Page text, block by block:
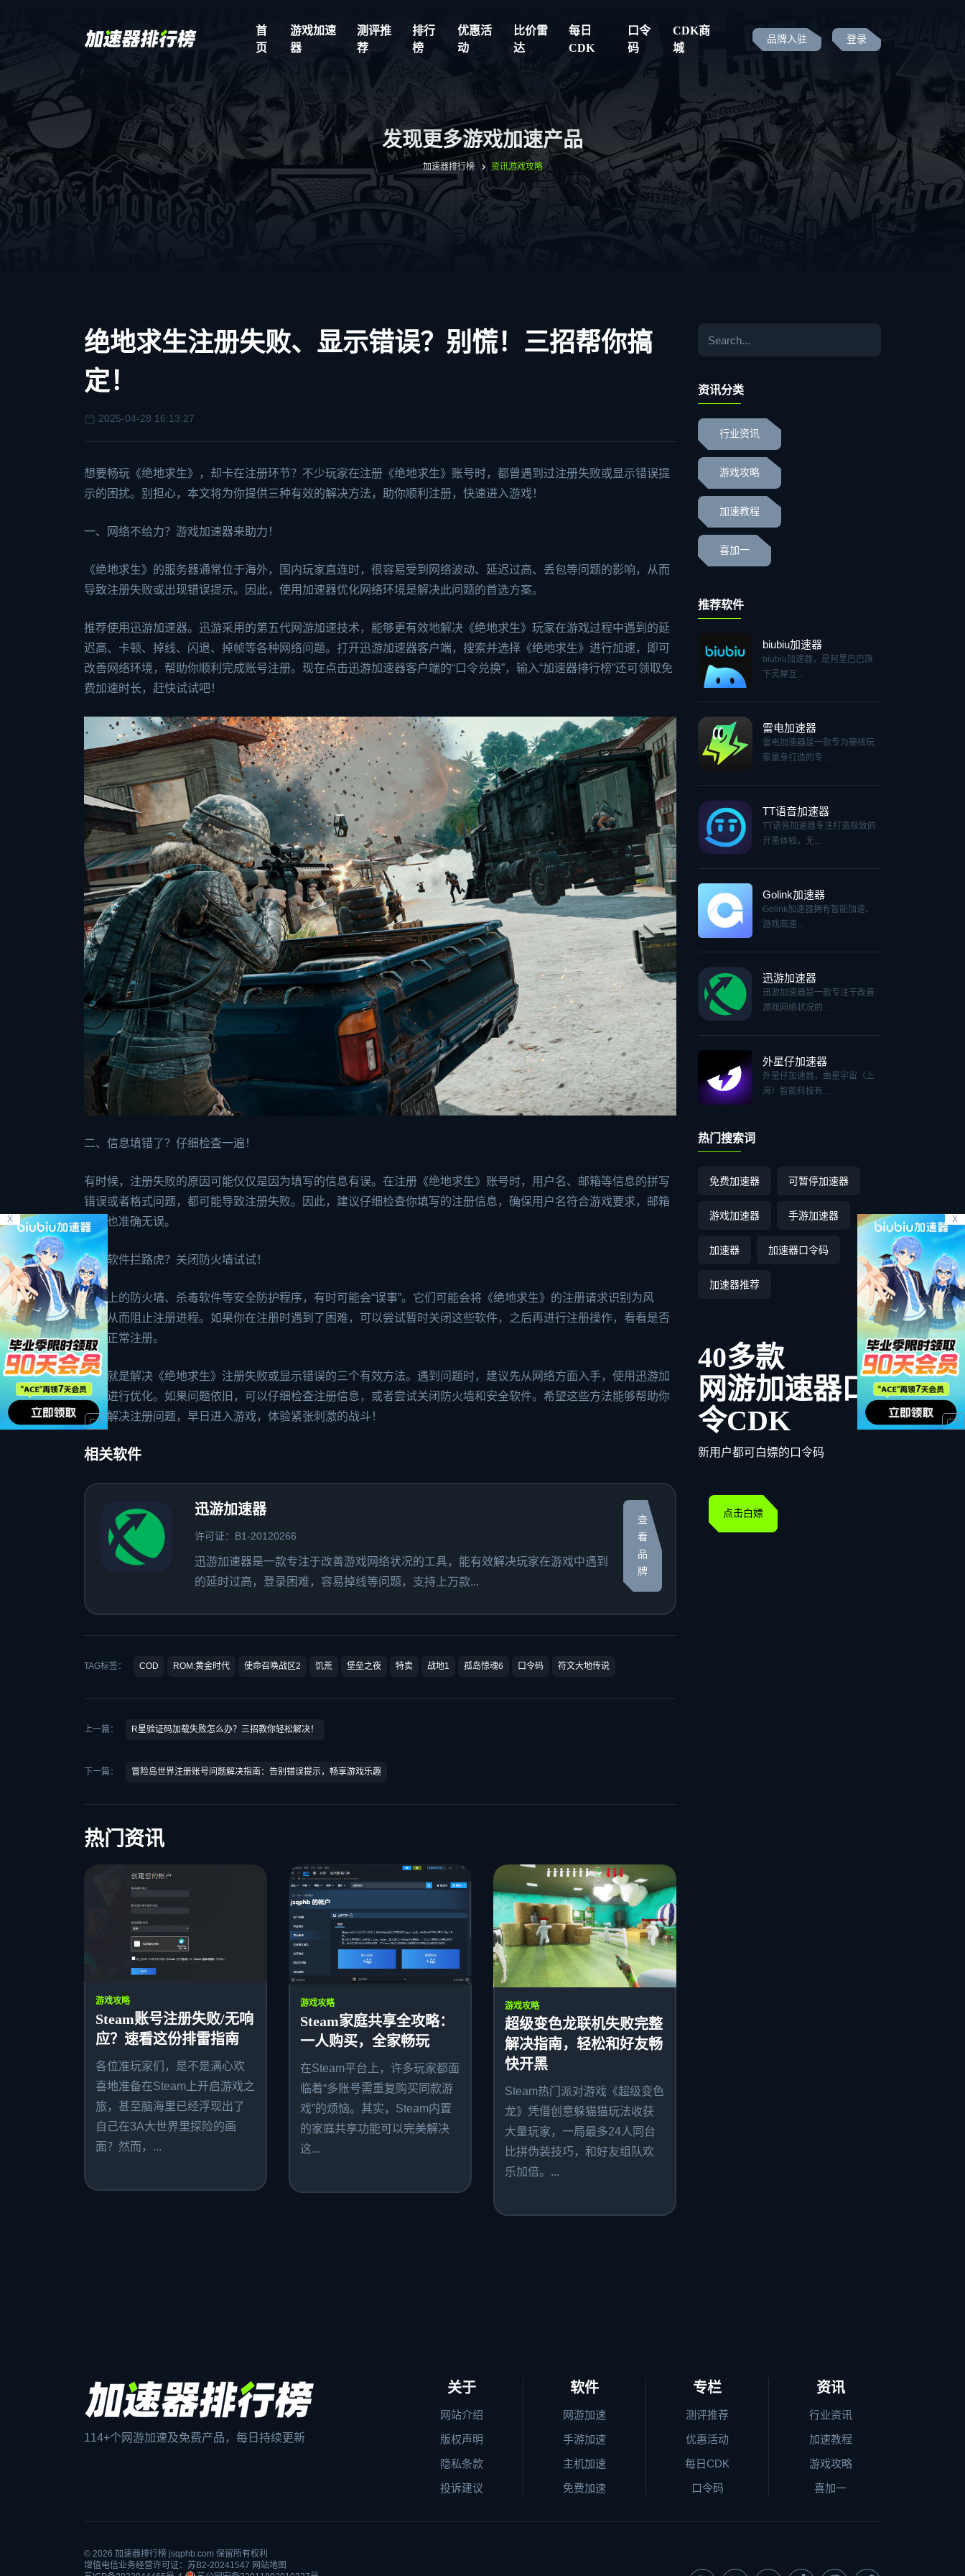
首
页
游戏加速
器
测评推
荐
排行
榜
优惠活
动
比价雷
达
每日
CDK
口令
码
CDK商
城
品牌入驻 登录
X X
发现更多游戏加速产品
加速器排行榜 资讯游戏攻略
绝地求生注册失败、显示错误？别慌！三招帮你搞
定！
2025-04-28 16:13:27
想要畅玩《绝地求生》，却卡在注册环节？不少玩家在注册《绝地求生》账号时，都曾遇到过注册失败或显示错误提
示的困扰。别担心，本文将为你提供三种有效的解决方法，助你顺利注册，快速进入游戏！
一、网络不给力？ 游戏加速器来助力！
《绝地求生》的服务器通常位于海外，国内玩家直连时，很容易受到网络波动、延迟过高、丢包等问题的影响，从而
导致注册失败或出现错误提示。因此，使用加速器优化网络环境是解决此问题的首选方案。
推荐使用迅游加速器。迅游采用的第五代网游加速技术，能够更有效地解决《绝地求生》玩家在游戏过程中遇到的延
迟高、卡顿、掉线、闪退、掉帧等各种网络问题。打开迅游加速器客户端，搜索并选择《绝地求生》进行加速，即可
改善网络环境，帮助你顺利完成账号注册。现在点击迅游加速器客户端的“口令兑换”，输入“加速器排行榜”还可领取免
费加速时长，赶快试试吧！
二、信息填错了？仔细检查一遍！
有时候，注册失败的原因可能仅仅是因为填写的信息有误。在注册《绝地求生》账号时，用户名、邮箱等信息的拼写
错误或者格式问题，都可能导致注册失败。因此，建议仔细检查你填写的注册信息，确保用户名符合游戏要求，邮箱
地址也准确无误。
三、软件拦路虎？关闭防火墙试试！
电脑上的防火墙、杀毒软件等安全防护程序，有时可能会“误事”。它们可能会将《绝地求生》的注册请求识别为风
险，从而阻止注册进程。如果你在注册时遇到了困难，可以尝试暂时关闭这些软件，之后再进行注册操作，看看是否
能够正常注册。
以上就是解决《绝地求生》注册失败或显示错误的三个有效方法。遇到问题时，建议先从网络方面入手，使用迅游加
速器进行优化。如果问题依旧，可以仔细检查注册信息，或者尝试关闭防火墙和安全软件。希望这些方法能够帮助你
顺利解决注册问题，早日进入游戏，体验紧张刺激的战斗！
相关软件
迅游加速器
许可证：B1-20120266
迅游加速器是一款专注于改善游戏网络状况的工具，能有效解决玩家在游戏中遇到
的延时过高，登录困难，容易掉线等问题，支持上万款...
查
看
品
牌
TAG标签： COD ROM:黄金时代 使命召唤战区2 饥荒 堡垒之夜 特卖 战地1 孤岛惊魂6 口令码 符文大地传说
上一篇： R星验证码加载失败怎么办？三招教你轻松解决！
下一篇： 冒险岛世界注册账号问题解决指南：告别错误提示，畅享游戏乐趣
热门资讯
游戏攻略
Steam账号注册失败/无响
应？速看这份排雷指南
各位准玩家们，是不是满心欢
喜地准备在Steam上开启游戏之
旅，甚至脑海里已经浮现出了
自己在3A大世界里探险的画
面？然而，...
游戏攻略
Steam家庭共享全攻略：
一人购买，全家畅玩
在Steam平台上，许多玩家都面
临着“多账号需重复购买同款游
戏”的烦恼。其实，Steam内置
的家庭共享功能可以完美解决
这...
游戏攻略
超级变色龙联机失败完整
解决指南，轻松和好友畅
快开黑
Steam热门派对游戏《超级变色
龙》凭借创意躲猫猫玩法收获
大量玩家，一局最多24人同台
比拼伪装技巧，和好友组队欢
乐加倍。...
资讯分类
行业资讯
游戏攻略
加速教程
喜加一
推荐软件
biubiu加速器
biubiu加速器，是阿里巴巴旗
下灵犀互...
雷电加速器
雷电加速器是一款专为硬核玩
家量身打造的专...
TT语音加速器
TT语音加速器专注打造极致的
开黑体验，无...
Golink加速器
Golink加速器拥有智能加速、
游戏高速...
迅游加速器
迅游加速器是一款专注于改善
游戏网络状况的...
外星仔加速器
外星仔加速器，由星宇宙（上
海）智能科技有...
热门搜索词
免费加速器 可暂停加速器
游戏加速器 手游加速器
加速器 加速器口令码
加速器推荐
40多款
网游加速器口
令CDK
新用户都可白嫖的口令码
点击白嫖
114+个网游加速及免费产品，每日持续更新
关于
网站介绍
版权声明
隐私条款
投诉建议
软件
网游加速
手游加速
主机加速
免费加速
专栏
测评推荐
优惠活动
每日CDK
口令码
资讯
行业资讯
加速教程
游戏攻略
喜加一
© 2026 加速器排行榜 jsqphb.com 保留所有权利
增值电信业务经营许可证：苏B2-20241547 网站地图